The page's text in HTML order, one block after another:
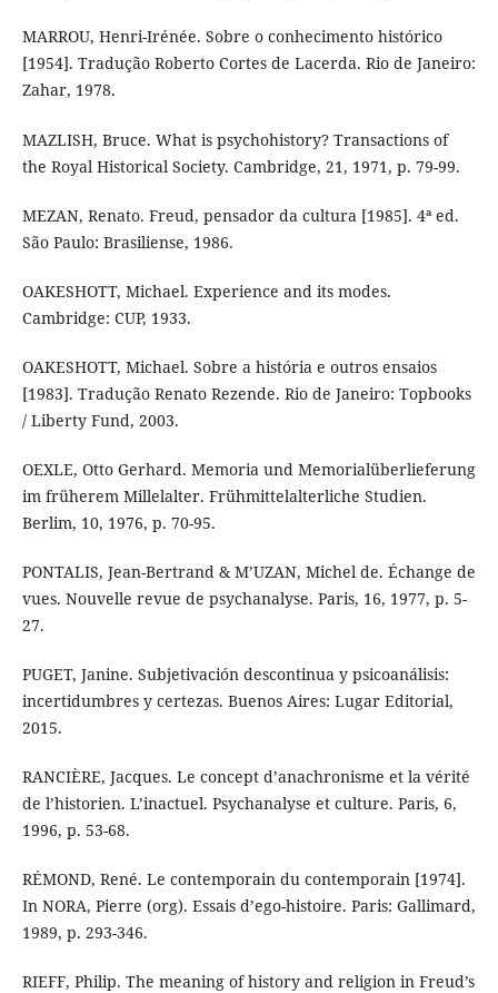
MARROU, Henri-Irénée. Sobre o conhecimento histórico
[1954]. Tradução Roberto Cortes de Lacerda. Rio de Janeiro:
Zahar, 1978.
MAZLISH, Bruce. What is psychohistory? Transactions of
the Royal Historical Society. Cambridge, 21, 1971, p. 79-99.
MEZAN, Renato. Freud, pensador da cultura [1985]. 4ª ed.
São Paulo: Brasiliense, 1986.
OAKESHOTT, Michael. Experience and its modes.
Cambridge: CUP, 1933.
OAKESHOTT, Michael. Sobre a história e outros ensaios
[1983]. Tradução Renato Rezende. Rio de Janeiro: Topbooks
/ Liberty Fund, 2003.
OEXLE, Otto Gerhard. Memoria und Memorialüberlieferung
im früherem Millelalter. Frühmittelalterliche Studien.
Berlim, 10, 1976, p. 70-95.
PONTALIS, Jean-Bertrand & M’UZAN, Michel de. Échange de
vues. Nouvelle revue de psychanalyse. Paris, 16, 1977, p. 5-
27.
PUGET, Janine. Subjetivación descontinua y psicoanálisis:
incertidumbres y certezas. Buenos Aires: Lugar Editorial,
2015.
RANCIÈRE, Jacques. Le concept d’anachronisme et la vérité
de l’historien. L’inactuel. Psychanalyse et culture. Paris, 6,
1996, p. 53-68.
RÉMOND, René. Le contemporain du contemporain [1974].
In NORA, Pierre (org). Essais d’ego-histoire. Paris: Gallimard,
1989, p. 293-346.
RIEFF, Philip. The meaning of history and religion in Freud’s